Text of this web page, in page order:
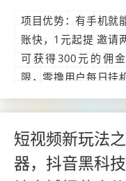
项目优势：有手机就
账快，1元起提 邀请
可获得300元的佣
限，零撸用户每日挂
赚，收入上不封顶，
目玩法：上线点击开
可，提现秒到账，万
1元起提，提现无忧
接：https://
短视频新玩法
器，抖音黑科